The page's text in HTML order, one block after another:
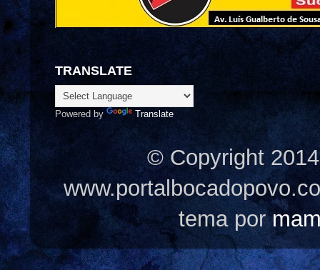
TRANSLATE
Powered by Translate
© Copyright
tema por